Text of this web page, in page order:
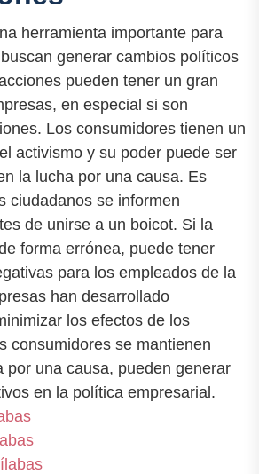
herramienta importante para
generar cambios políticos
pueden tener un gran
en especial si son
Los consumidores tienen un
activismo y su poder puede ser
la lucha por una causa. Es
ciudadanos se informen
de unirse a un boicot. Si la
forma errónea, puede tener
para los empleados de la
han desarrollado
los efectos de los
consumidores se mantienen
por una causa, pueden generar
en la política empresarial.